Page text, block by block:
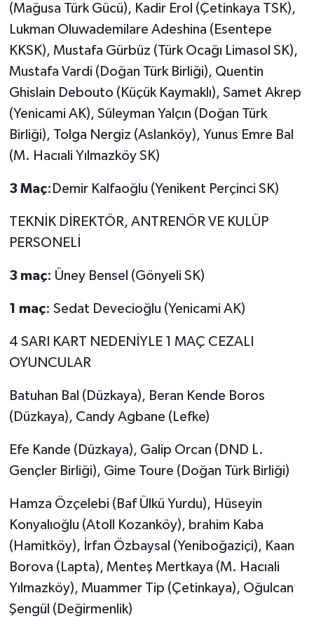
(Mağusa Türk Gücü), Kadir Erol (Çetinkaya TSK),
Lukman Oluwademilare Adeshina (Esentepe
KKSK), Mustafa Gürbüz (Türk Ocağı Limasol SK),
Mustafa Vardi (Doğan Türk Birliği), Quentin
Ghislain Debouto (Küçük Kaymaklı), Samet Akrep
(Yenicami AK), Süleyman Yalçın (Doğan Türk
Birliği), Tolga Nergiz (Aslanköy), Yunus Emre Bal
(M. Hacıali Yılmazköy SK)
3 Maç:Demir Kalfaoğlu (Yenikent Perçinci SK)
TEKNİK DİREKTÖR, ANTRENÖR VE KULÜP
PERSONELİ
3 maç: Üney Bensel (Gönyeli SK)
1 maç: Sedat Devecioğlu (Yenicami AK)
4 SARI KART NEDENİYLE 1 MAÇ CEZALI
OYUNCULAR
Batuhan Bal (Düzkaya), Beran Kende Boros
(Düzkaya), Candy Agbane (Lefke)
Efe Kande (Düzkaya), Galip Orcan (DND L.
Gençler Birliği), Gime Toure (Doğan Türk Birliği)
Hamza Özçelebi (Baf Ülkü Yurdu), Hüseyin
Konyalıoğlu (Atoll Kozanköy), brahim Kaba
(Hamitköy), İrfan Özbaysal (Yeniboğaziçi), Kaan
Borova (Lapta), Menteş Mertkaya (M. Hacıali
Yılmazköy), Muammer Tip (Çetinkaya), Oğulcan
Şengül (Değirmenlik)